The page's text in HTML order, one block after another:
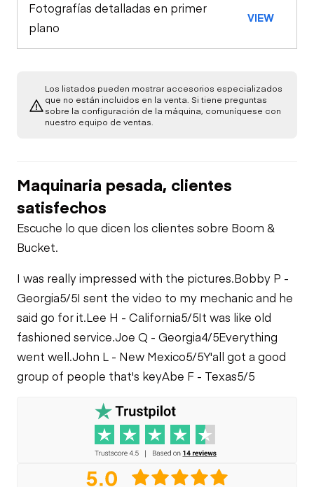
Fotografías detalladas en primer
plano
VIEW
Los listados pueden mostrar accesorios especializados
que no están incluidos en la venta. Si tiene preguntas
sobre la configuración de la máquina, comuníquese con
nuestro equipo de ventas.
Maquinaria pesada, clientes
satisfechos
Escuche lo que dicen los clientes sobre Boom &
Bucket.
I was really impressed with the pictures.Bobby P -
Georgia5/5I sent the video to my mechanic and he
said go for it.Lee H - California5/5It was like old
fashioned service.Joe Q - Georgia4/5Everything
went well.John L - New Mexico5/5Y'all got a good
group of people that's keyAbe F - Texas5/5